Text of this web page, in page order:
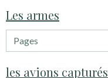
Les armes
les avions capturés